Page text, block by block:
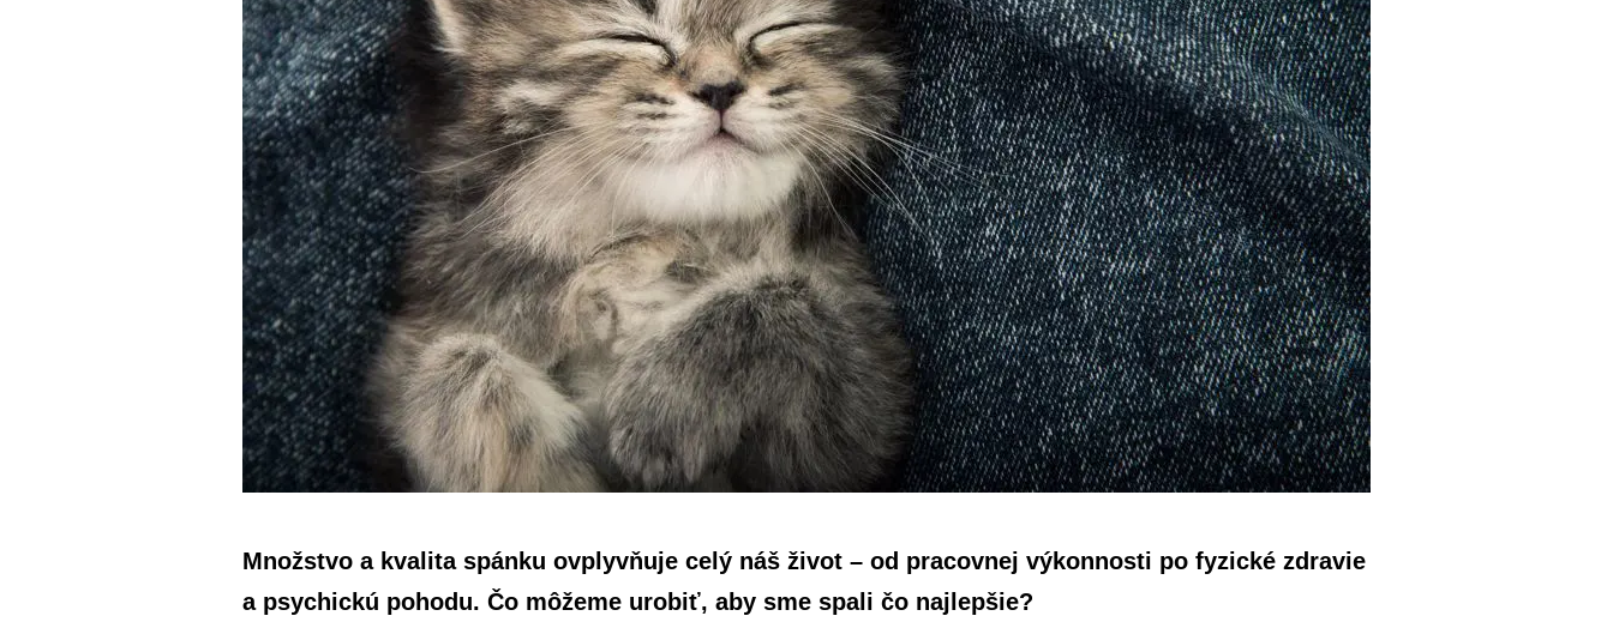
Množstvo a kvalita spánku ovplyvňuje celý náš život – od pracovnej výkonnosti po fyzické zdravie
a psychickú pohodu. Čo môžeme urobiť, aby sme spali čo najlepšie?